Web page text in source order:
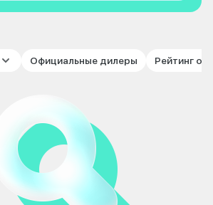
Официальные дилеры Рейтинг